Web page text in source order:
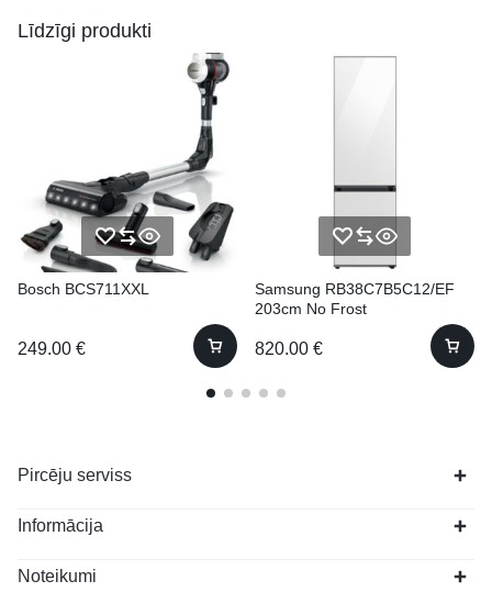
Līdzīgi produkti
Bosch BCS711XXL
249.00 €
Samsung RB38C7B5C12/EF
203cm No Frost
820.00 €
Pircēju serviss
Informācija
Noteikumi